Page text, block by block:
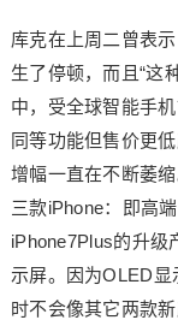
库克在上周二曾表
生了停顿，而且“这
中，受全球智能手
同等功能但售价更
增幅一直在不断萎
三款iPhone：即高
iPhone7Plus的升级
示屏。因为OLED
时不会像其它两款